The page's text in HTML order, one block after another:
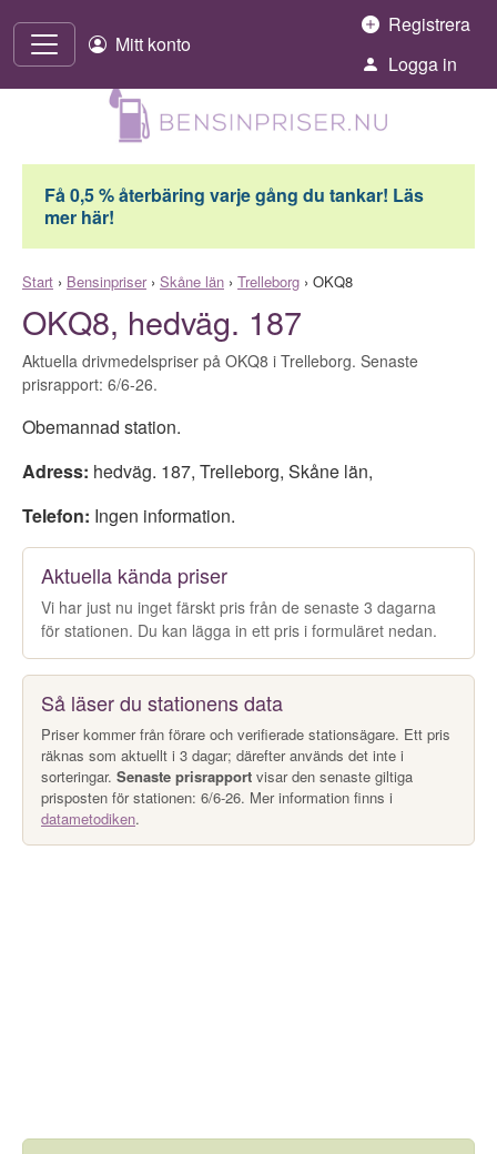
Mitt konto
Registrera
Logga in
Få 0,5 % återbäring varje gång du tankar! Läs
mer här!
Start › Bensinpriser› Skåne län › Trelleborg › OKQ8
OKQ8, hedväg. 187
Aktuella drivmedelspriser på OKQ8 i Trelleborg. Senaste
prisrapport: 6/6-26.
Obemannad station.
Adress: hedväg. 187, Trelleborg, Skåne län,
Telefon: Ingen information.
Aktuella kända priser
Vi har just nu inget färskt pris från de senaste 3 dagarna
för stationen. Du kan lägga in ett pris i formuläret nedan.
Så läser du stationens data
Priser kommer från förare och verifierade stationsägare. Ett pris
räknas som aktuellt i 3 dagar; därefter används det inte i
sorteringar. Senaste prisrapport visar den senaste giltiga
prisposten för stationen: 6/6-26. Mer information finns i
datametodiken.